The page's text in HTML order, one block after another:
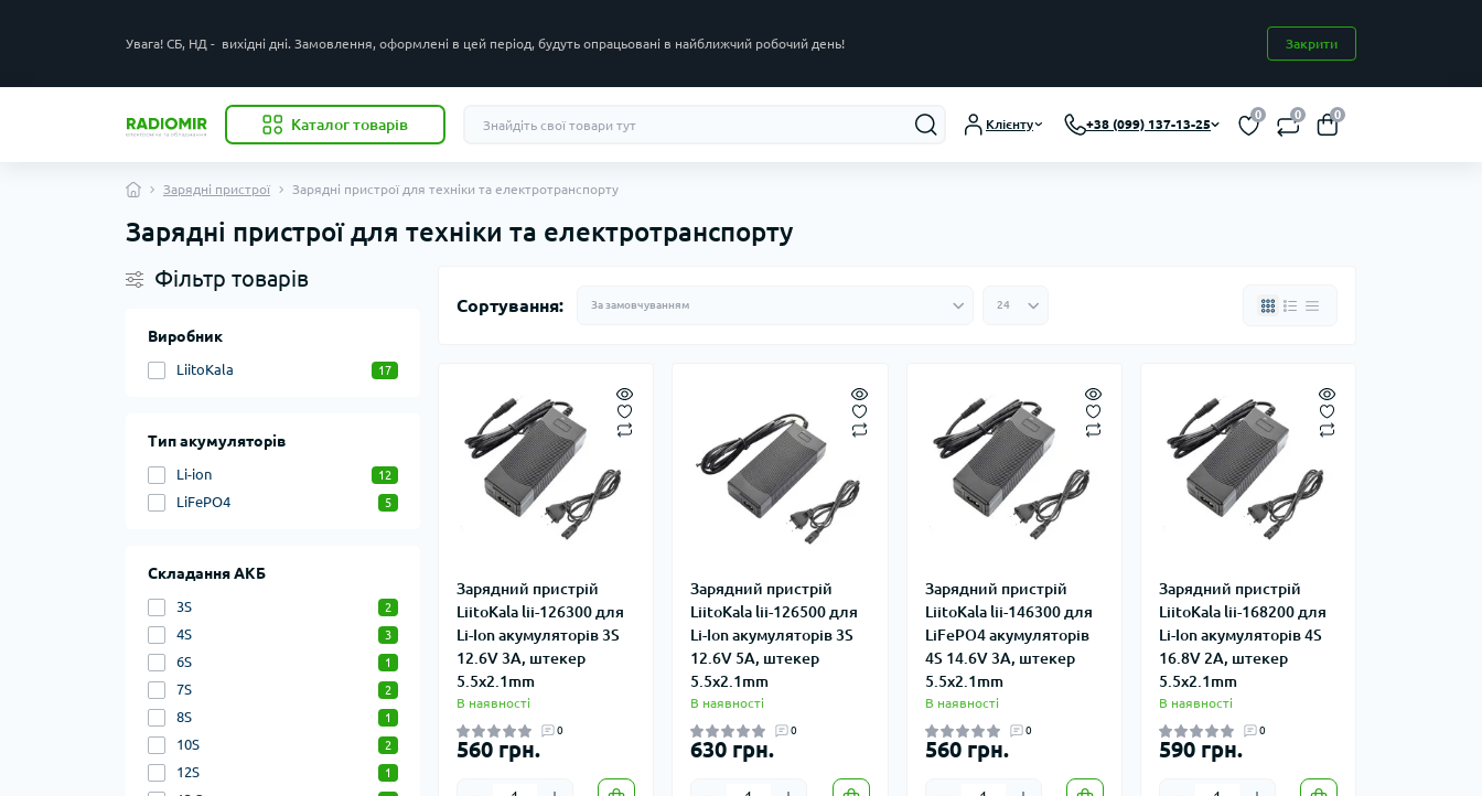
Увага! СБ, НД - вихідні дні. Замовлення, оформлені в цей період, будуть опрацьовані в найближчий робочий день! Закрити
Каталог товарів Клієнту +38 (099) 137-13-25
0 0 0
Зарядні пристрої Зарядні пристрої для техніки та електротранспорту
Зарядні пристрої для техніки та електротранспорту
Фільтр товарів
Виробник
LiitoKala 17
Тип акумуляторів
Li-ion 12
LiFePO4 5
Складання АКБ
3S 2
4S 3
6S 1
7S 2
8S 1
10S 2
12S 1
Сортування:
Зарядний пристрій
LiitoKala lii-126300 для
Li-Ion акумуляторів 3S
12.6V 3A, штекер
5.5x2.1mm
В наявності
0
560 грн.
Зарядний пристрій
LiitoKala lii-126500 для
Li-Ion акумуляторів 3S
12.6V 5A, штекер
5.5x2.1mm
В наявності
0
630 грн.
Зарядний пристрій
LiitoKala lii-146300 для
LiFePO4 акумуляторів
4S 14.6V 3A, штекер
5.5x2.1mm
В наявності
0
560 грн.
Зарядний пристрій
LiitoKala lii-168200 для
Li-Ion акумуляторів 4S
16.8V 2A, штекер
5.5x2.1mm
В наявності
0
590 грн.